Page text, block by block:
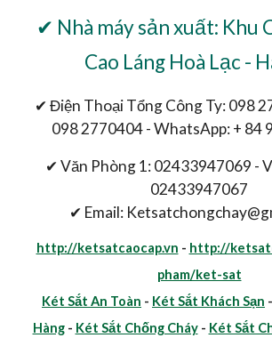
✔ Nhà máy sản xuất: Khu
Cao Láng Hoà Lạc -
✔ Điện Thoại Tổng Công Ty: 098
098 2770404 - WhatsApp: + 84
✔ Văn Phòng 1: 02433947069 -
02433947067
✔ Email:
http://ketsatcaocap.vn - http://
pham/ket-sat
Két Sắt An Toàn - Két Sắt Khách Sạn -
Hàng- Két Sắt Chống Cháy- Két Sắt